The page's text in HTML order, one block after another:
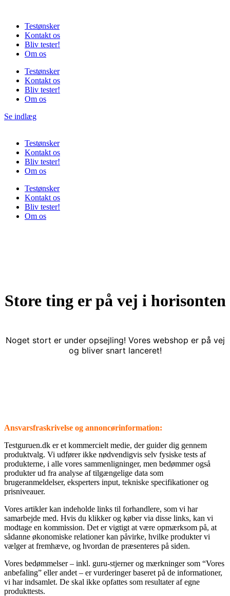
indholdTestønsker
Kontakt os
Bliv tester!
Om os
Testønsker
Kontakt os
Bliv tester!
Om os
Se indlæg
Testønsker
Kontakt os
Bliv tester!
Om os
Testønsker
Kontakt os
Bliv tester!
Om os
Store ting er på vej i horisonten
Noget stort er under opsejling! Vores webshop er på vej
og bliver snart lanceret!
Ansvarsfraskrivelse og annoncørinformation:
⁦Testguruen.dk⁩ er et kommercielt medie, der guider dig gennem
produktvalg. Vi udfører ikke nødvendigvis selv fysiske tests af
produkterne, i alle vores sammenligninger, men bedømmer også
produkter ud fra analyse af tilgængelige data som
brugeranmeldelser, eksperters input, tekniske specifikationer og
prisniveauer.
Vores artikler kan indeholde links til forhandlere, som vi har
samarbejde med. Hvis du klikker og køber via disse links, kan vi
modtage en kommission. Det er vigtigt at være opmærksom på, at
sådanne økonomiske relationer kan påvirke, hvilke produkter vi
vælger at fremhæve, og hvordan de præsenteres på siden.
Vores bedømmelser – inkl. guru-stjerner og mærkninger som “Vores
anbefaling” eller andet – er vurderinger baseret på de informationer,
vi har indsamlet. De skal ikke opfattes som resultater af egne
produkttests.